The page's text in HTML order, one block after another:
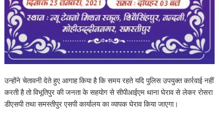
उन्होंने चेतावनी देते हुए आगाह किया है कि समय रहते यदि पुलिस उपयुक्त कार्रवाई नहीं
करती है तो विभूतिपुर की जनता के सहयोग से सीपीआईएम थाना घेराव से लेकर रोसरा
डीएसपी तथा समस्तीपुर एसपी कार्यालय का व्यापक घेराव किया जाएगा।